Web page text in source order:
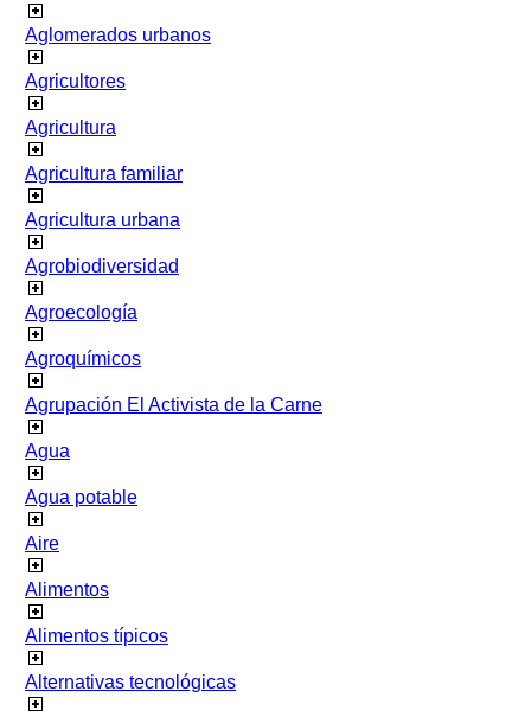
Aglomerados urbanos
Agricultores
Agricultura
Agricultura familiar
Agricultura urbana
Agrobiodiversidad
Agroecología
Agroquímicos
Agrupación El Activista de la Carne
Agua
Agua potable
Aire
Alimentos
Alimentos típicos
Alternativas tecnológicas